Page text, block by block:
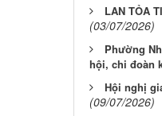
LAN TỎA
(03/07/2026)
Phường
hội, chi đoàn
Hội nghị
(09/07/2026)